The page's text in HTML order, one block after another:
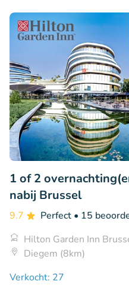
1 of 2
nabij Brussel
9.7 Perfect • 15
Hilton Garden Inn
Diegem (8km)
Verkocht: 27